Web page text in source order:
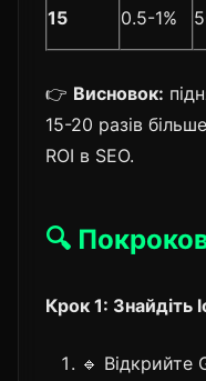
15 0.5-1%
👉 Висновок:
15-20 разів
ROI в SEO.
🔍
Крок 1:
🔹 Відкрийте